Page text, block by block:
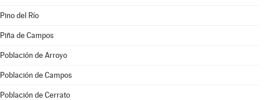
Pino del Río
Piña de Campos
Población de Arroyo
Población de Campos
Población de Cerrato